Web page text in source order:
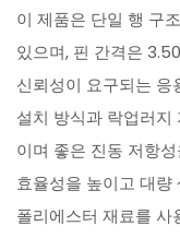
이 제품은 단일 행 구
있으며, 핀 간격은
신뢰성이 요구되는 응
설치 방식과 락업러지
이며 좋은 진동 저항
효율성을 높이고 대량
폴리에스터 재료를